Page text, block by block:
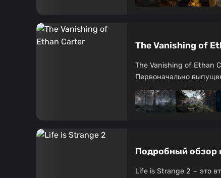
The Vanishing of
The Vanishing of Ethan
Первоначально
Подробный обзор
Life is Strange 2 — это